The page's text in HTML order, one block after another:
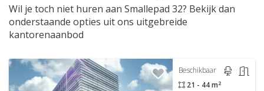
Wil je toch niet huren aan Smallepad 32? Bekijk dan
onderstaande opties uit ons uitgebreide
kantorenaanbod
Beschikbaar
21 - 44 m2